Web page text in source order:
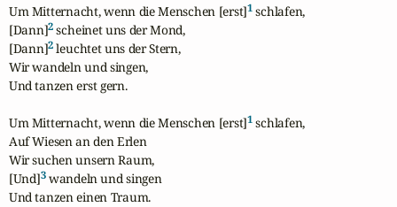
Um Mitternacht, wenn die Menschen [erst]1 schlafen,
[Dann]2 scheinet uns der Mond,
[Dann]2 leuchtet uns der Stern,
Wir wandeln und singen,
Und tanzen erst gern.
Um Mitternacht, wenn die Menschen [erst]1 schlafen,
Auf Wiesen an den Erlen
Wir suchen unsern Raum,
[Und]3 wandeln und singen
Und tanzen einen Traum.